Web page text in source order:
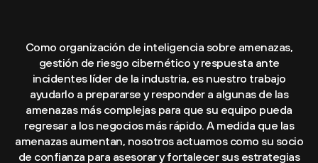
Como organización de inteligencia sobre amenazas,
gestión de riesgo cibernético y respuesta ante
incidentes líder de la industria, es nuestro trabajo
ayudarlo a prepararse y responder a algunas de las
amenazas más complejas para que su equipo pueda
regresar a los negocios más rápido. A medida que las
amenazas aumentan, nosotros actuamos como su socio
de confianza para asesorar y fortalecer sus estrategias